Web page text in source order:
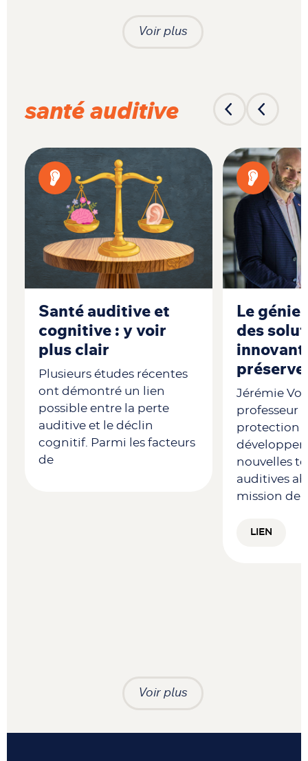
Voir plus
santé auditive
Santé auditive et
cognitive : y voir
plus clair
Plusieurs études récentes
ont démontré un lien
possible entre la perte
auditive et le déclin
cognitif. Parmi les facteurs
de
Le génie
des
Jérémie
professeur
protection
nouvelles
auditives
mission de
LIEN
Voir plus